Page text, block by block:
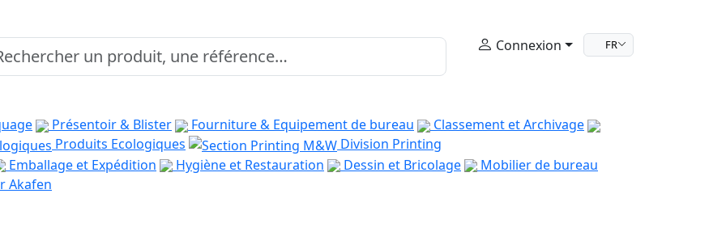
Connexion FR
Présentoir & Blister Fourniture & Equipement de bureau
Classement et Archivage
Produits Ecologiques
Division Printing
Emballage et Expédition Hygiène et Restauration Dessin et Bricolage
Mobilier de bureau
Akafen